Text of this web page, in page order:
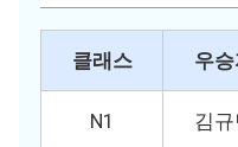
클래스 우
N1 김규